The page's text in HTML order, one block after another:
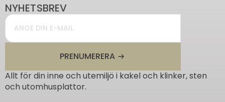
NYHETSBREV
Email
PRENUMERERA
Allt för din inne och utemiljö i kakel och klinker, sten
och utomhusplattor.